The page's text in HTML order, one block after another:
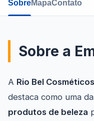
SobreMapaContato
Sobre a
A Rio Bel
destaca como uma
produtos de beleza